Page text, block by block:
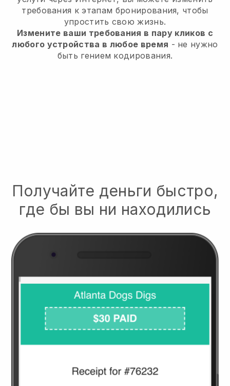
требования к этапам бронирования, чтобы
упростить свою жизнь.
Измените ваши требования в пару кликов с
любого устройства в любое время - не нужно
быть гением кодирования.
Получайте деньги быстро,
где бы вы ни находились